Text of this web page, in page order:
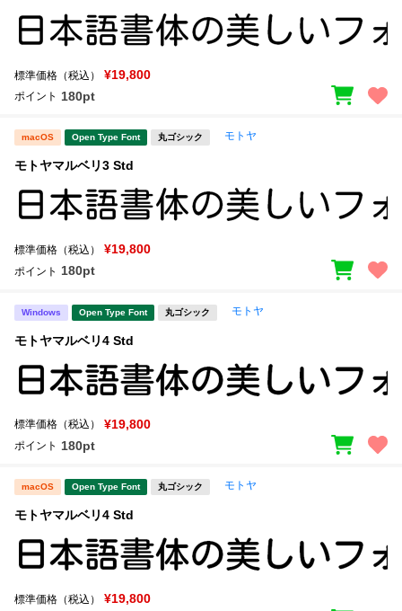
標準価格（税込） ¥19,800
ポイント 180pt
macOS Open Type Font 丸ゴシック モトヤ
モトヤマルベリ3 Std
標準価格（税込） ¥19,800
ポイント 180pt
Windows Open Type Font 丸ゴシック モトヤ
モトヤマルベリ4 Std
標準価格（税込） ¥19,800
ポイント 180pt
macOS Open Type Font 丸ゴシック モトヤ
モトヤマルベリ4 Std
標準価格（税込） ¥19,800